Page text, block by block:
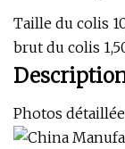
Taille du colis
brut du colis
Photos